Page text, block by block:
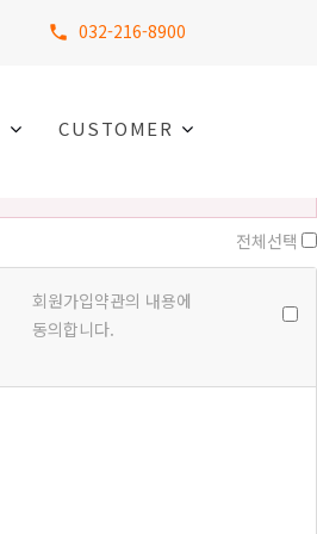
032-216-8900
CUSTOMER
전체선택
회원가입약관의 내용에
동의합니다.